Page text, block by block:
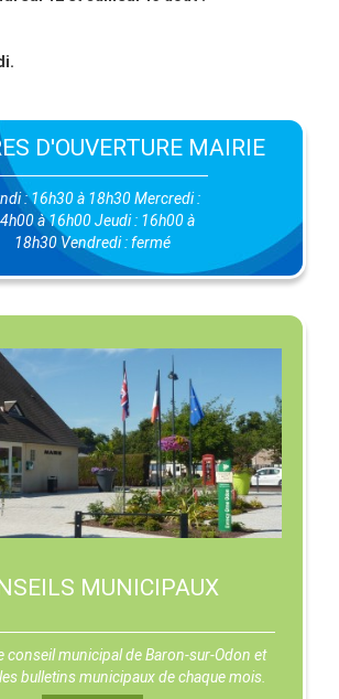
D'OUVERTURE MAIRIE
: 16h30 à 18h30 Mercredi :
à 16h00 Jeudi : 16h00 à
18h30 Vendredi : fermé
MUNICIPAUX
conseil municipal de Baron-sur-Odon et
bulletins municipaux de chaque mois.